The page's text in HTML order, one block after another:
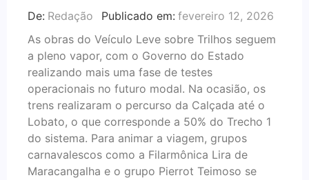
De: Redação Publicado em: fevereiro 12, 2026
As obras do Veículo Leve sobre Trilhos seguem
a pleno vapor, com o Governo do Estado
realizando mais uma fase de testes
operacionais no futuro modal. Na ocasião, os
trens realizaram o percurso da Calçada até o
Lobato, o que corresponde a 50% do Trecho 1
do sistema. Para animar a viagem, grupos
carnavalescos como a Filarmônica Lira de
Maracangalha e o grupo Pierrot Teimoso se